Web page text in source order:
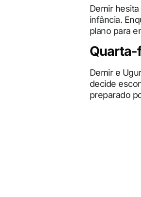
Demir
infância.
plano para
Quarta-
Demir e
decide
preparado